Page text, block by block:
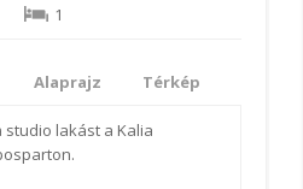
1
Alaprajz Térkép
lakást a Kalia